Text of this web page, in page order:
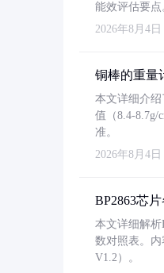
能效评估要点
2026年8月4日
铜棒的重量
本文详细介
值（8.4-8.7g/
准。
2026年8月4日
BP2863芯
本文详细解
数对照表。
V1.2）。